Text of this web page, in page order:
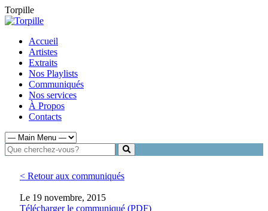
Torpille
Accueil
Artistes
Extraits
Nos Playlists
Communiqués
Nos services
À Propos
Contacts
< Retour aux communiqués
Le 19 novembre, 2015
Télécharger le communiqué (PDF)